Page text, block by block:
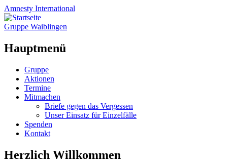
Amnesty International
Gruppe Waiblingen
Hauptmenü
Zum
Inhalt
springen
Gruppe
Aktionen
Termine
Mitmachen
Briefe gegen das Vergessen
Unser Einsatz für Einzelfälle
Spenden
Kontakt
Herzlich Willkommen